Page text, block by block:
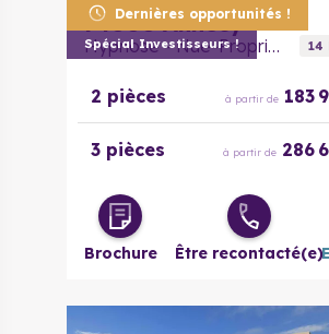
Dernières opportunités !
Spécial Investisseurs !
74000 Annecy
Hypnose - Nue-Propriété 14
2 pièces à partir de 183
3 pièces à partir de 286
Brochure Être recontacté(e)